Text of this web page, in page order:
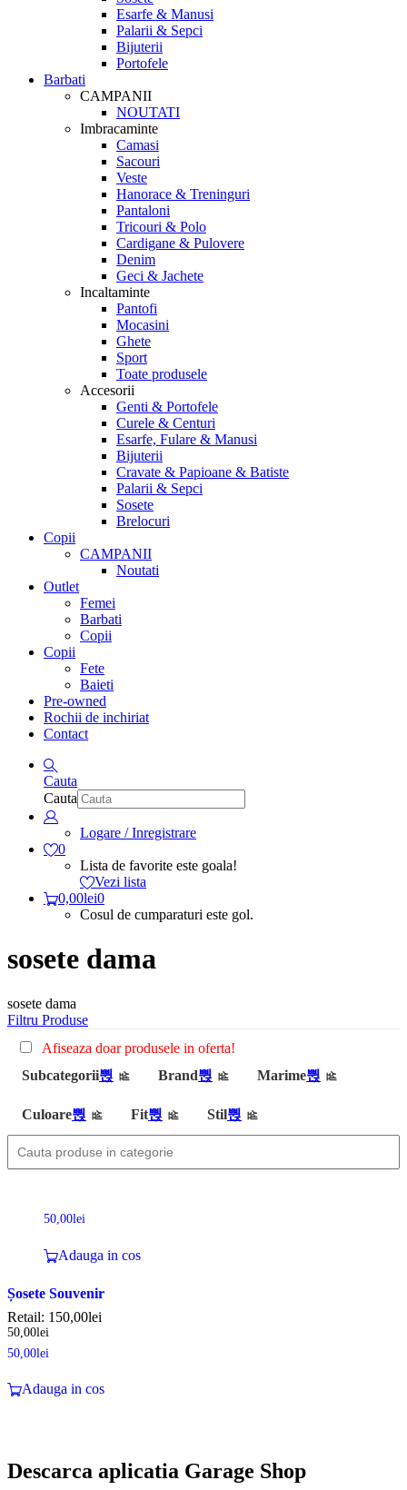
Esarfe & Manusi
Palarii & Sepci
Bijuterii
Portofele
Barbati
CAMPANII
NOUTATI
Imbracaminte
Camasi
Sacouri
Veste
Hanorace & Treninguri
Pantaloni
Tricouri & Polo
Cardigane & Pulovere
Denim
Geci & Jachete
Incaltaminte
Pantofi
Mocasini
Ghete
Sport
Toate produsele
Accesorii
Genti & Portofele
Curele & Centuri
Esarfe, Fulare & Manusi
Bijuterii
Cravate & Papioane & Batiste
Palarii & Sepci
Sosete
Brelocuri
Copii
CAMPANII
Noutati
Outlet
Femei
Barbati
Copii
Copii
Fete
Baieti
Pre-owned
Rochii de inchiriat
Contact
Cauta
Cauta
Logare / Inregistrare
0
Lista de favorite este goala!
Vezi lista
0,00lei0
Cosul de cumparaturi este gol.
sosete dama
sosete dama
Filtru Produse
Afiseaza doar produsele in oferta!
Subcategorii
Brand Marime
Culoare Fit Stil
50,00lei
Adauga in cos
Șosete Souvenir
Retail: 150,00lei
50,00lei
50,00lei
Adauga in cos
Descarca aplicatia Garage Shop